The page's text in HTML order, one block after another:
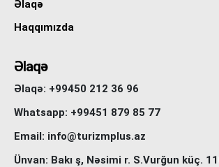
Əlaqə
Haqqımızda
Əlaqə
Əlaqə: +99450 212 36 96
Whatsapp: +99451 879 85 77
Email: info@turizmplus.az
Ünvan: Bakı ş, Nəsimi r. S.Vurğun küç.